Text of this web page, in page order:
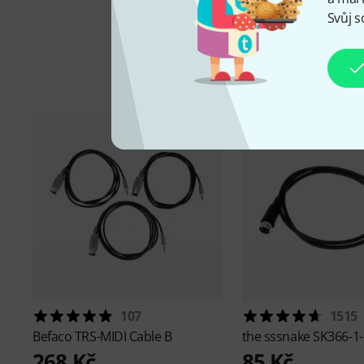
Svůj
107
BefacoTRS-MIDI Cable B
1515
the sssnake SK366-